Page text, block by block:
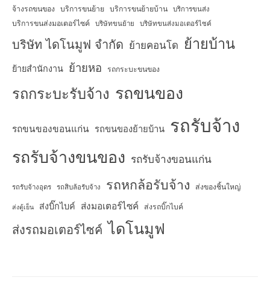
จ้างรถขนของ บริการขนย้าย บริการขนย้ายบ้าน บริการขนส่ง
บริการขนส่งมอเตอร์ไซค์ บริษัทขนย้าย บริษัทขนส่งมอเตอร์ไซค์
บริษัท ไดโนมูฟ จำกัด ย้ายคอนโด ย้ายบ้าน
ย้ายสำนักงาน ย้ายหอ รถกระบะขนของ
รถกระบะรับจ้าง รถขนของ
รถขนของขอนแก่น รถขนของย้ายบ้าน รถรับจ้าง
รถรับจ้างขนของ รถรับจ้างขอนแก่น
รถรับจ้างอุดร รถสิบล้อรับจ้าง รถหกล้อรับจ้าง ส่งของชิ้นใหญ่
ส่งตู้เย็น ส่งบิ๊กไบค์ ส่งมอเตอร์ไซค์ ส่งรถบิ๊กไบค์
ส่งรถมอเตอร์ไซค์ ไดโนมูฟ